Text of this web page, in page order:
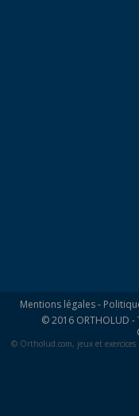
Mentions légales-
© 2016 ORTHOLUD
© Ortholud.com, jeux et